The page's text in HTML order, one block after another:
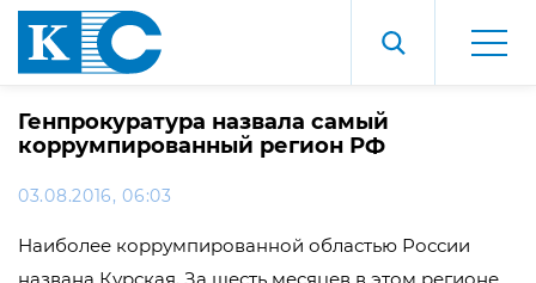
Генпрокуратура назвала самый
коррумпированный регион РФ
03.08.2016, 06:03
Наиболее коррумпированной областью России